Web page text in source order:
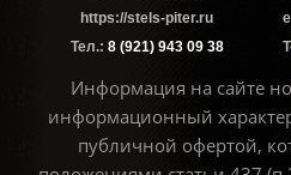
https://stels-piter.ru
Тел.: 8 (921) 943 09 38
Информация на сайте
информационный
публичной офертой,